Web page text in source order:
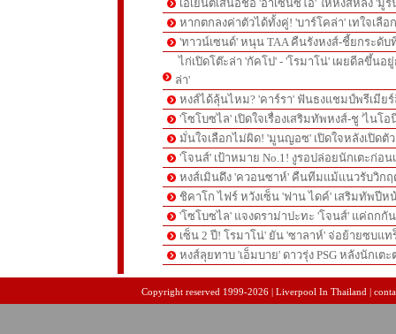
เอเย่นต์เสนอชื่อ 'อาเซนซิโอ' ให้หงส์หลัง 'มู
หากตกลงค่าตัวได้ทั้งคู่! 'บาร์โคล่า' เทใจเลือ
'ทาวน์เซนด์' หนุน TAA คืนรังหงส์-ชี้ยกระดั
ไก่เปิดโต๊ะล่า 'กัคโป' - 'โรมาโน่' เผยดีลขึ้นอ
ล่า'
หงส์ได้ลุ้นไหม? 'คาร์รา' ฟันธงแชมป์พรีเมีย
'โซโบซไล' เปิดใจเรื่องเสริมทัพหงส์-ชู 'ไนโ
มั่นใจเลือกไม่ผิด! 'มูนญอซ' เปิดใจหลังเปิดตั
'โจนส์' เป้าหมาย No.1! งูรอปล่อยนักเตะก่อ
หงส์เมินดึง 'ควอนซาห์' คืนทีมแม้แนวรับวิก
ชิคาโก ไฟร์ หวังเซ็น 'ฟาน ไดค์' เสริมทัพปีห
'โซโบซไล' แจงดราม่าปะทะ 'โจนส์' แค่ถกกั
เซ็น 2 ปี! โรมาโน่' ยัน 'ซาลาห์' จ่อย้ายซบแ
หงส์ลุยทาบ 'เอ็มบาย' ดาวรุ่ง PSG หลังนักเต
Copyright reserved 1999-2026 | Liverpool In Thailand |